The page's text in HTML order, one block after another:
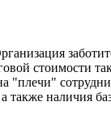
стоимости
"плечи"
также наличия